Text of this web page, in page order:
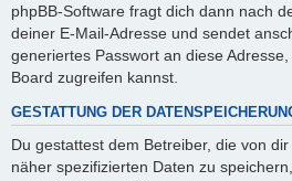
phpBB-Software fragt dich dann nach
deiner E-Mail-Adresse und sendet
generiertes Passwort an diese
Board zugreifen kannst.
GESTATTUNG DER
Du gestattest dem Betreiber, die von
näher spezifizierten Daten zu